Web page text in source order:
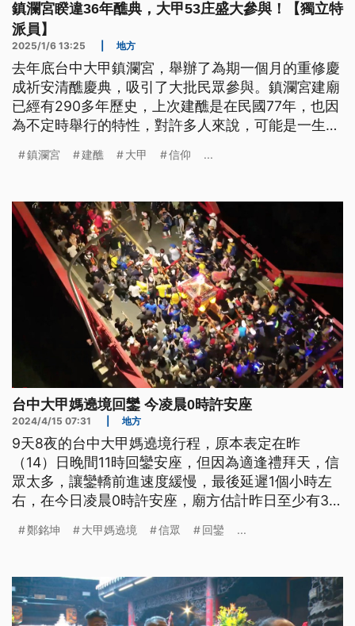
鎮瀾宮睽違36年醮典，大甲53庄盛大參與！【獨立特
派員】
2025/1/6 13:25 地方
去年底台中大甲鎮瀾宮，舉辦了為期一個月的重修慶
成祈安清醮慶典，吸引了大批民眾參與。鎮瀾宮建廟
已經有290多年歷史，上次建醮是在民國77年，也因
為不定時舉行的特性，對許多人來說，可能是一生中
來認識這場難得的慶典。
鎮瀾宮 建醮 大甲 信仰 ...
台中大甲媽遶境回鑾 今凌晨0時許安座
2024/4/15 07:31 地方
9天8夜的台中大甲媽遶境行程，原本表定在昨
（14）日晚間11時回鑾安座，但因為適逢禮拜天，信
眾太多，讓鑾轎前進速度緩慢，最後延遲1個小時左
右，在今日凌晨0時許安座，廟方估計昨日至少有35
鄭銘坤 大甲媽遶境 信眾 回鑾 ...